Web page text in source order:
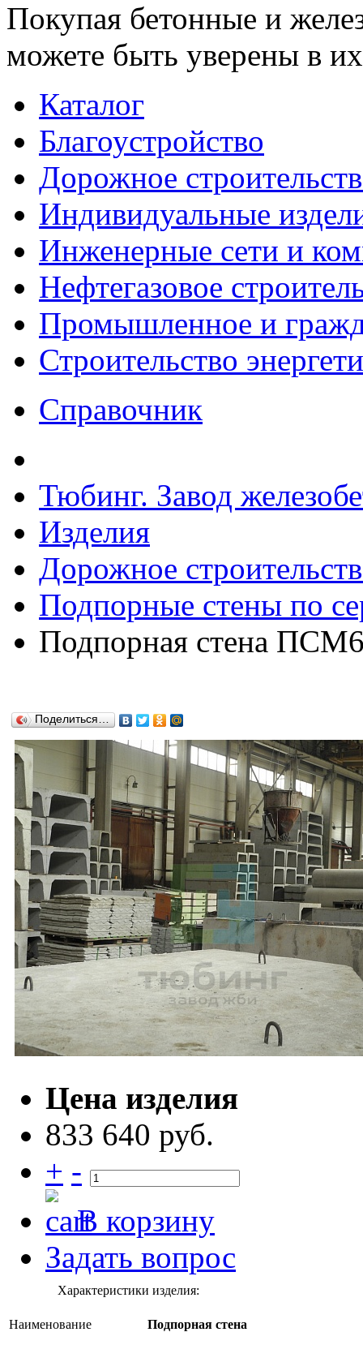
Покупая бетонные и
можете быть уверены в их
Каталог
Благоустройство
Дорожное
Индивидуальные
Инженерные сети и
Нефтегазовое
Промышленное и
Строительство
Справочник
Тюбинг. Завод
Изделия
Дорожное
Подпорные стены по
Подпорная стена
Поделиться…
Цена изделия
833 640 руб.
+ -
В корзину
Задать вопрос
Характеристики изделия:
Наименование Подпорная стена